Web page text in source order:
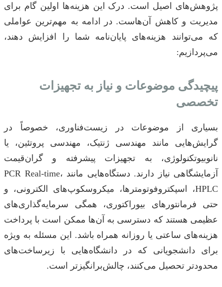
پژوهش‌های اصیل است. درک این هزینه‌ها اولین گام برای
مدیریت و کاهش آن‌هاست. در ادامه به مهم‌ترین عواملی
که می‌توانند هزینه‌های پایان‌نامه شما را افزایش دهند،
می‌پردازیم:
پیچیدگی موضوعات و نیاز به تجهیزات
تخصصی
بسیاری از موضوعات در زیست‌فناوری، خصوصاً در
گرایش‌هایی مانند مهندسی ژنتیک، مهندسی پروتئین، یا
نانوبیوتکنولوژی، به تجهیزات پیشرفته و گران‌قیمت
آزمایشگاهی نیاز دارند. دستگاه‌هایی مانند PCR Real-time،
HPLC، اسپکتروفوتومترها، میکروسکوپ‌های الکترونی، و
حتی فرمانتورهای بیوراکتوری، همگی سرمایه‌گذاری‌های
عظیمی هستند که دسترسی به آن‌ها ممکن است با پرداخت
هزینه‌های ساعتی یا روزانه همراه باشد. این مسئله به ویژه
برای دانشجویانی که در دانشگاه‌هایی با زیرساخت‌های
محدودتر تحصیل می‌کنند، چالش‌برانگیزتر است.